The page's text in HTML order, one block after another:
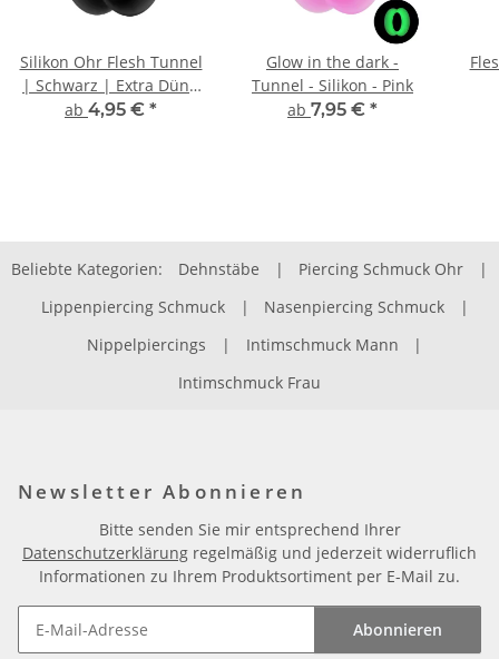
Silikon Ohr Flesh Tunnel
| Schwarz | Extra Dünn
| Double Flared
ab 4,95 € *
Glow in the dark -
Tunnel - Silikon - Pink
ab 7,95 € *
Beliebte Kategorien: Dehnstäbe | Piercing Schmuck Ohr
|
Lippenpiercing Schmuck
| Nasenpiercing Schmuck
|
Nippelpiercings
| Intimschmuck Mann
|
Intimschmuck Frau
Newsletter Abonnieren
Bitte senden Sie mir entsprechend Ihrer
Datenschutzerklärung regelmäßig und jederzeit widerruflich
Informationen zu Ihrem Produktsortiment per E-Mail zu.
Abonnieren